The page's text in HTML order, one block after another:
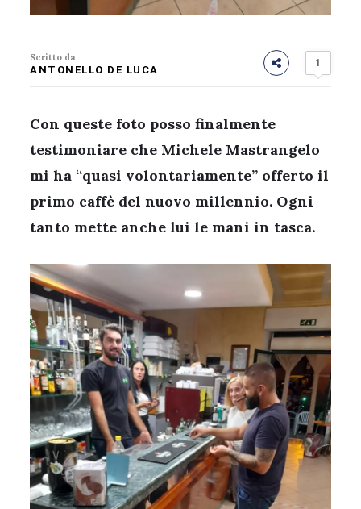
Scritto da
ANTONELLO DE LUCA
1
Con queste foto posso finalmente
testimoniare che Michele Mastrangelo
mi ha “quasi volontariamente” offerto il
primo caffè del nuovo millennio. Ogni
tanto mette anche lui le mani in tasca.